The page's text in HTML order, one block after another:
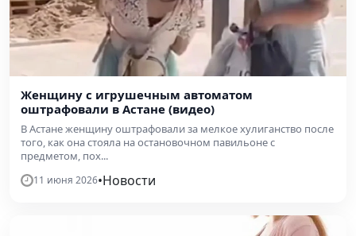
Женщину с игрушечным автоматом
оштрафовали в Астане (видео)
В Астане женщину оштрафовали за мелкое хулиганство после
того, как она стояла на остановочном павильоне с
предметом, пох...
11 июня 2026•Новости